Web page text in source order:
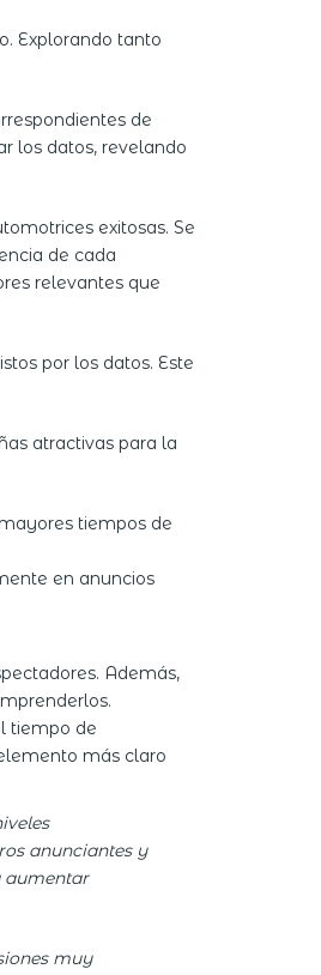
Explorando tanto
de
los datos, revelando
exitosas. Se
de cada
relevantes que
por los datos. Este
atractivas para la
tiempos de
en anuncios
Además,
tiempo de
más claro
anunciantes y
aumentar
muy